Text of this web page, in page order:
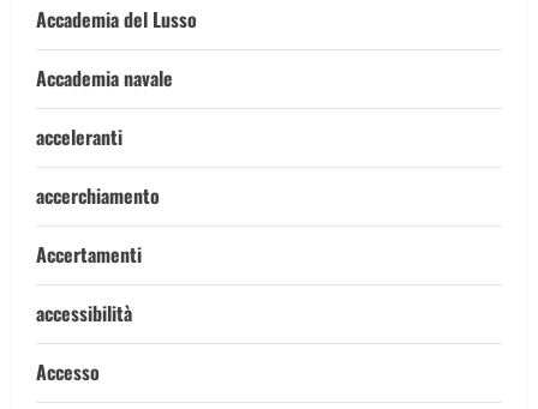
Accademia del Lusso
Accademia navale
acceleranti
accerchiamento
Accertamenti
accessibilità
Accesso